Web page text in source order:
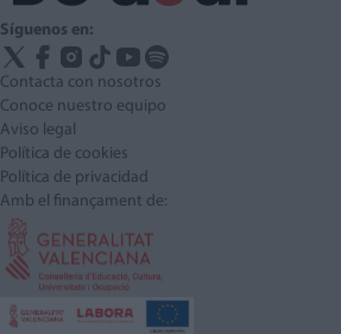
Síguenos en:
Contacta con nosotros
Conoce nuestro equipo
Aviso legal
Política de cookies
Política de privacidad
Amb el finançament de: